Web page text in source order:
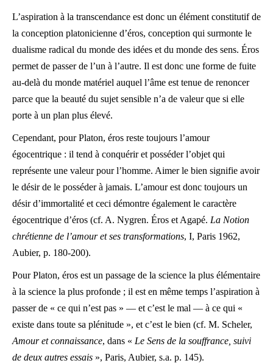
L’aspiration à la transcendance est donc un élément constitutif de
la conception platonicienne d’éros, conception qui surmonte le
dualisme radical du monde des idées et du monde des sens. Éros
permet de passer de l’un à l’autre. Il est donc une forme de fuite
au-delà du monde matériel auquel l’âme est tenue de renoncer
parce que la beauté du sujet sensible n’a de valeur que si elle
porte à un plan plus élevé.
Cependant, pour Platon, éros reste toujours l’amour
égocentrique : il tend à conquérir et posséder l’objet qui
représente une valeur pour l’homme. Aimer le bien signifie avoir
le désir de le posséder à jamais. L’amour est donc toujours un
désir d’immortalité et ceci démontre également le caractère
égocentrique d’éros (cf. A. Nygren. Éros et Agapé. La Notion
chrétienne de l’amour et ses transformations, I, Paris 1962,
Aubier, p. 180-200).
Pour Platon, éros est un passage de la science la plus élémentaire
à la science la plus profonde ; il est en même temps l’aspiration à
passer de « ce qui n’est pas » — et c’est le mal — à ce qui «
existe dans toute sa plénitude », et c’est le bien (cf. M. Scheler,
Amour et connaissance, dans « Le Sens de la souffrance, suivi
de deux autres essais », Paris, Aubier, s.a. p. 145).